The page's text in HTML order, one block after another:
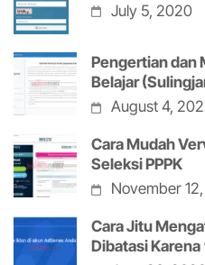
July 5, 2020
Pengertian dan
Belajar
August 4,
Cara Mudah
Seleksi PPPK
November
Cara Jitu
Dibatasi